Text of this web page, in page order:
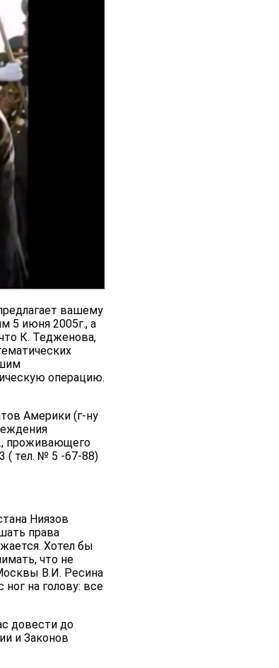
вашему
5 июня 2005г., а
К. Тедженова,
операцию.
Америки (г-ну
проживающего
( тел. № 5 -67-88)
Ниязов
права
Хотел бы
что не
В.И. Ресина
на голову: все
довести до
и Законов